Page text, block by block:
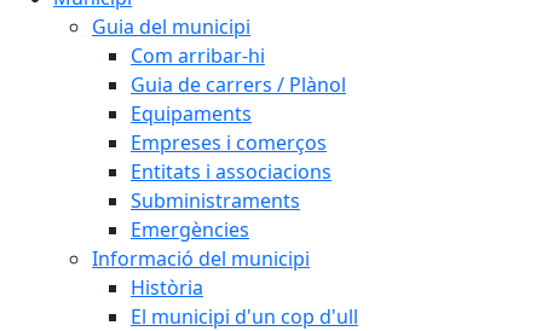
Guia del municipi
Com arribar-hi
Guia de carrers / Plànol
Equipaments
Empreses i comerços
Entitats i associacions
Subministraments
Emergències
Informació del municipi
Història
El municipi d'un cop d'ull